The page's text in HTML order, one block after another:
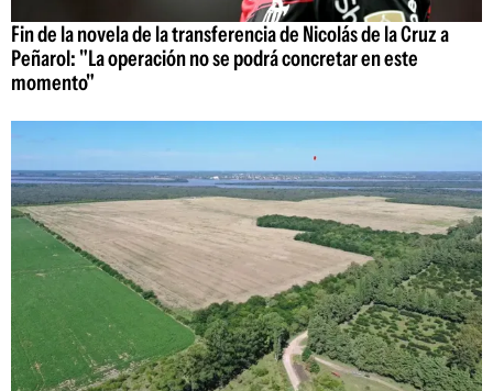
Fin de la novela de la transferencia de Nicolás de la Cruz a
Peñarol: "La operación no se podrá concretar en este
momento"